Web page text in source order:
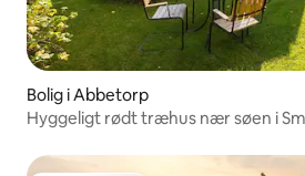
Bolig i Abbetorp
Hyggeligt rødt træhus nær søen i